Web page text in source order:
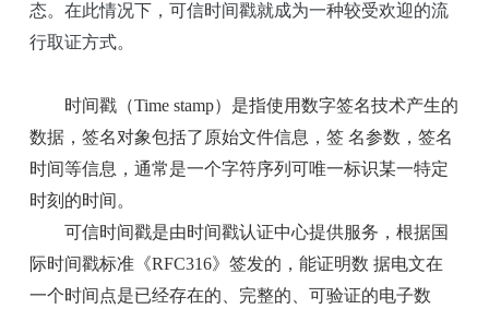
态。在此情况下，可信时间戳就成为一种较受欢迎的流
行取证方式。
时间戳（Time stamp）是指使用数字签名技术产生的
数据，签名对象包括了原始文件信息，签 名参数，签名
时间等信息，通常是一个字符序列可唯一标识某一特定
时刻的时间。
可信时间戳是由时间戳认证中心提供服务，根据国
际时间戳标准《RFC316》签发的，能证明数 据电文在
一个时间点是已经存在的、完整的、可验证的电子数